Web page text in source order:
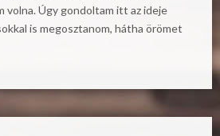
volna. Úgy gondoltam itt az ideje
is megosztanom, hátha örömet